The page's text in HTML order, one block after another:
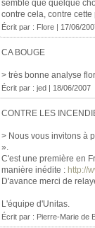
semble que quelque
contre cela, contre
Écrit par : Flore | 17/06/
CA BOUGE
> très bonne analyse
Écrit par : jed | 18/06/2007
CONTRE LES
> Nous vous invitons à
».
C'est une première en
manière inédite : http://
D'avance merci de
L'équipe d'Unitas.
Écrit par : Pierre-Marie de